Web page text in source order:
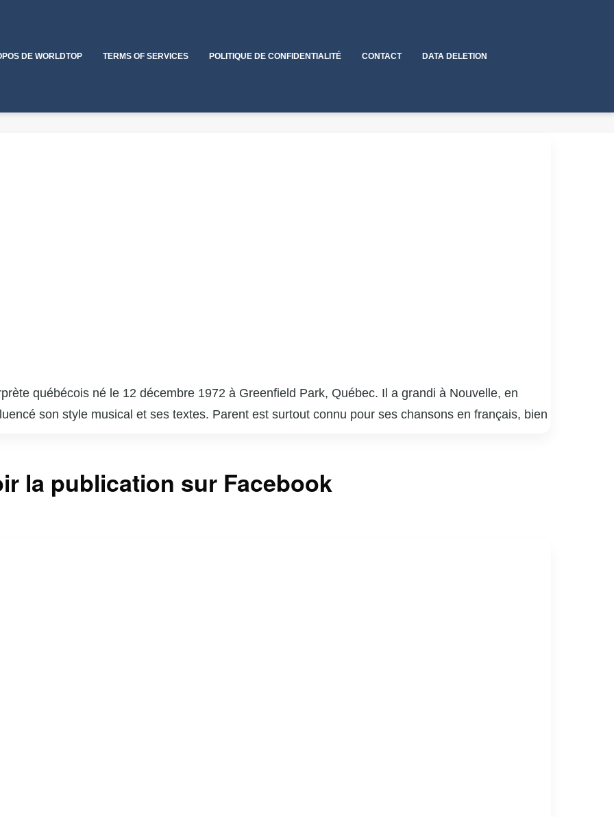
DE WORLDTOP TERMS OF SERVICES POLITIQUE DE CONFIDENTIALITÉ CONTACT DATA DELETION
québécois né le 12 décembre 1972 à Greenfield Park, Québec. Il a grandi à Nouvelle, en
son style musical et ses textes. Parent est surtout connu pour ses chansons en français, bien
de sa carrière musicale, Kevin Parent a également exploré le monde du cinéma et de la télévision,
Son authenticité et son attachement à ses racines gaspésiennes continuent de séduire un
la publication sur Facebook